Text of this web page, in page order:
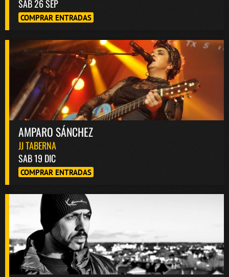
SAB 26 SEP
COMPRAR ENTRADAS
AMPARO SÁNCHEZ
JJ TABERNA
SAB 19 DIC
COMPRAR ENTRADAS